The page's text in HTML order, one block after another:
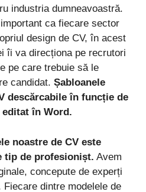
industria dumneavoastră.
ca fiecare sector
design de CV, în acest
îi va direcționa pe recrutori
pe care trebuie să le
candidat. Șabloanele
descărcabile în funcție de
în Word.
noastre de CV este
tip de profesionișt. Avem
concepute de experți
dintre modelele de